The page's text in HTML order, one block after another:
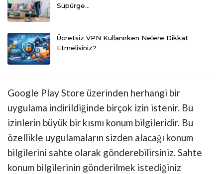
Süpürge…
Ücretsiz VPN Kullanırken Nelere Dikkat
Etmelisiniz?
Google Play Store üzerinden herhangi bir
uygulama indirildiğinde birçok izin istenir. Bu
izinlerin büyük bir kısmı konum bilgileridir. Bu
özellikle uygulamaların sizden alacağı konum
bilgilerini sahte olarak gönderebilirsiniz. Sahte
konum bilgilerinin gönderilmek istediğiniz